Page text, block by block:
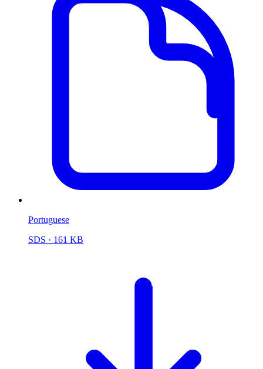
Portuguese
SDS · 161 KB